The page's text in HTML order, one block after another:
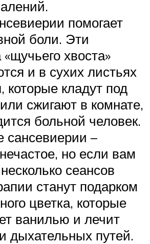
помогает
боли. Эти
хвоста»
и в сухих листьях
которые кладут под
сжигают в комнате,
больной человек.
сансевиерии –
но если вам
сеансов
станут подарком
цветка, которые
ванилью и лечит
дыхательных путей.